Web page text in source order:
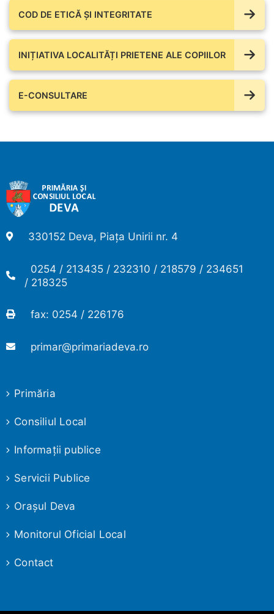
COD DE ETICĂ ȘI INTEGRITATE
INIȚIATIVA LOCALITĂȚI PRIETENE ALE COPIILOR
E-CONSULTARE
330152 Deva, Piața Unirii nr. 4
0254 / 213435 / 232310 / 218579 / 234651
/ 218325
fax: 0254 / 226176
primar@primariadeva.ro
Primăria
Consiliul Local
Informaţii publice
Servicii Publice
Oraşul Deva
Monitorul Oficial Local
Contact